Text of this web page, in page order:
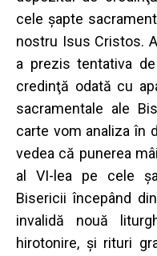
cele şapte
nostru Isus Cristos.
a prezis tentativa
credinţă odată cu
sacramentale ale
carte vom analiza în
vedea că punerea
al VI-lea pe cele
Bisericii începând
invalidă nouă
hirotonire, şi rituri